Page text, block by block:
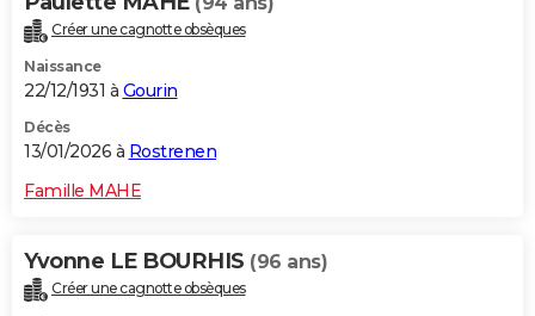
Créer une cagnotte obsèques
Naissance
22/12/1931 à Gourin
Décès
13/01/2026 à Rostrenen
Famille MAHE
Yvonne LE BOURHIS (96 ans)
Créer une cagnotte obsèques